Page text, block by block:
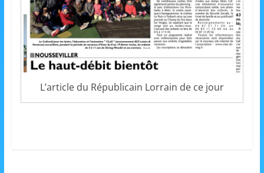
o
i
s
r
s
,
L’article du Républicain Lorrain de ce jour